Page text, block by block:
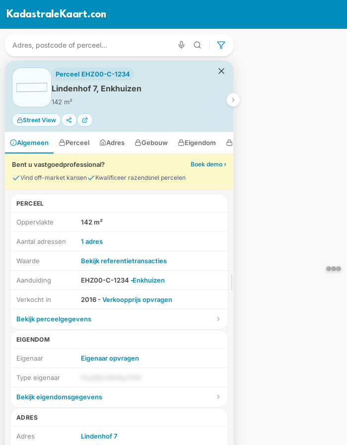
KadastraleKaart.com
Perceel EHZ00-C-1234
Lindenhof 7, Enkhuizen
142 m²
Street View
Algemeen Perceel Adres Gebouw Eigendom
Bent u vastgoedprofessional?
Boek demo ›
Vind off-market kansen
Kwalificeer razendsnel percelen
PERCEEL
Oppervlakte 142 m²
Aantal adressen 1 adres
Waarde Bekijk referentietransacties
Aanduiding EHZ00-C-1234 -Enkhuizen
Verkocht in 2016 - Verkoopprijs opvragen
Bekijk perceelgegevens
EIGENDOM
Eigenaar Eigenaar opvragen
Type eigenaar
Bekijk eigendomsgegevens
ADRES
Adres Lindenhof 7